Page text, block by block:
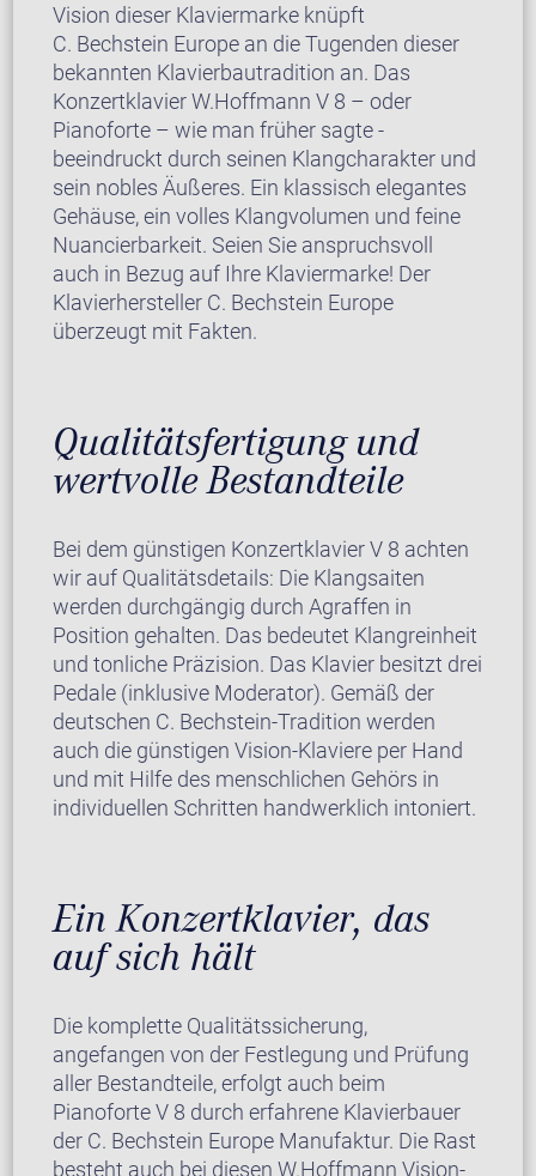
Vision dieser Klaviermarke knüpft
C. Bechstein Europe an die Tugenden dieser
bekannten Klavierbautradition an. Das
Konzertklavier W.Hoffmann V 8 – oder
Pianoforte – wie man früher sagte -
beeindruckt durch seinen Klangcharakter und
sein nobles Äußeres. Ein klassisch elegantes
Gehäuse, ein volles Klangvolumen und feine
Nuancierbarkeit. Seien Sie anspruchsvoll
auch in Bezug auf Ihre Klaviermarke! Der
Klavierhersteller C. Bechstein Europe
überzeugt mit Fakten.
Qualitätsfertigung und
wertvolle Bestandteile
Bei dem günstigen Konzertklavier V 8 achten
wir auf Qualitätsdetails: Die Klangsaiten
werden durchgängig durch Agraffen in
Position gehalten. Das bedeutet Klangreinheit
und tonliche Präzision. Das Klavier besitzt drei
Pedale (inklusive Moderator). Gemäß der
deutschen C. Bechstein-Tradition werden
auch die günstigen Vision-Klaviere per Hand
und mit Hilfe des menschlichen Gehörs in
individuellen Schritten handwerklich intoniert.
Ein Konzertklavier, das
auf sich hält
Die komplette Qualitätssicherung,
angefangen von der Festlegung und Prüfung
aller Bestandteile, erfolgt auch beim
Pianoforte V 8 durch erfahrene Klavierbauer
der C. Bechstein Europe Manufaktur. Die Rast
besteht auch bei diesen W.Hoffmann Vision-